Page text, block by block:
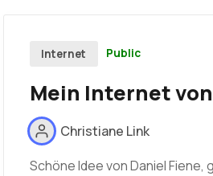
Internet Public
Mein Internet von
Christiane Link
Schöne Idee von Daniel Fiene,